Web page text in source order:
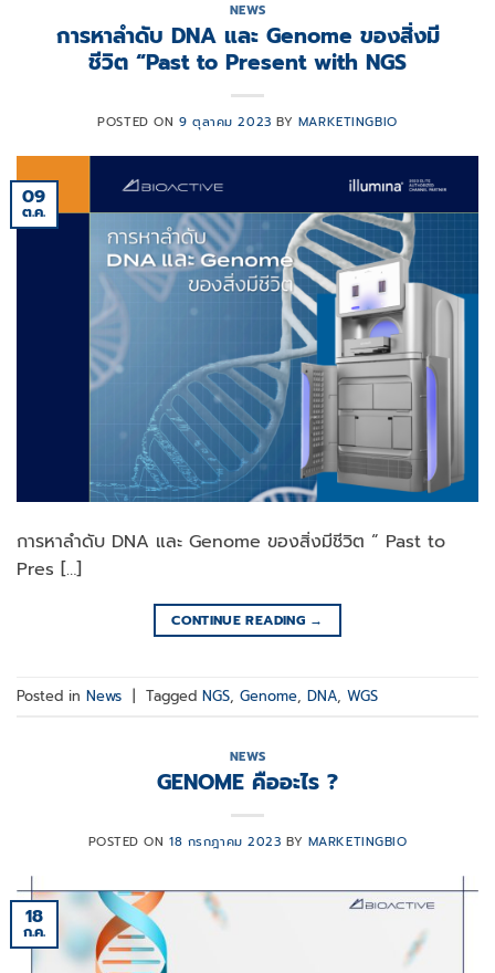
NEWS
การหาลำดับ DNA และ Genome ของสิ่งมี
ชีวิต “Past to Present with NGS
POSTED ON 9 ตุลาคม 2023 BY MARKETINGBIO
09
ต.ค.
การหาลำดับ DNA และ Genome ของสิ่งมีชีวิต “ Past to
Pres […]
CONTINUE READING →
Posted in News | Tagged NGS, Genome, DNA, WGS
NEWS
GENOME คืออะไร ?
POSTED ON18 กรกฎาคม 2023 BY MARKETINGBIO
18
ก.ค.